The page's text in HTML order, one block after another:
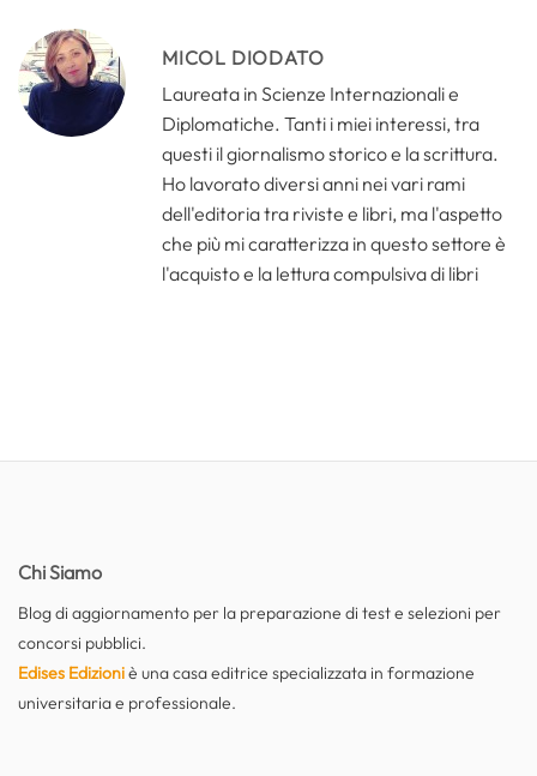
MICOL DIODATO
Laureata in Scienze Internazionali e
Diplomatiche. Tanti i miei interessi, tra
questi il giornalismo storico e la scrittura.
Ho lavorato diversi anni nei vari rami
dell'editoria tra riviste e libri, ma l'aspetto
che più mi caratterizza in questo settore è
l'acquisto e la lettura compulsiva di libri
Chi Siamo
Blog di aggiornamento per la preparazione di test e selezioni per
concorsi pubblici.
Edises Edizioniè una casa editrice specializzata in formazione
universitaria e professionale.